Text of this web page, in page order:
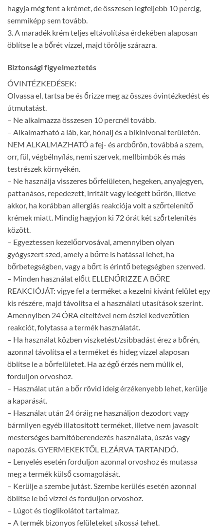
hagyja még fent a krémet, de összesen legfeljebb 10 percig,
semmiképp sem tovább.
3. A maradék krém teljes eltávolítása érdekében alaposan
öblítse le a bőrét vízzel, majd törölje szárazra.
Biztonsági figyelmeztetés
ÓVINTÉZKEDÉSEK:
Olvassa el, tartsa be és őrizze meg az összes óvintézkedést és
útmutatást.
– Ne alkalmazza összesen 10 percnél tovább.
– Alkalmazható a láb, kar, hónalj és a bikinivonal területén.
NEM ALKALMAZHATÓ a fej- és arcbőrön, továbbá a szem,
orr, fül, végbélnyílás, nemi szervek, mellbimbók és más
testrészek környékén.
– Ne használja visszeres bőrfelületen, hegeken, anyajegyen,
pattanásos, repedezett, irritált vagy leégett bőrön, illetve
akkor, ha korábban allergiás reakciója volt a szőrtelenítő
krémek miatt. Mindig hagyjon ki 72 órát két szőrtelenítés
között.
– Egyeztessen kezelőorvosával, amennyiben olyan
gyógyszert szed, amely a bőrre is hatással lehet, ha
bőrbetegségben, vagy a bőrt is érintő betegségben szenved.
– Minden használat előtt ELLENŐRIZZE A BŐRE
REAKCIÓJÁT: vigye fel a terméket a kezelni kívánt felület egy
kis részére, majd távolítsa el a használati utasítások szerint.
Amennyiben 24 ÓRA elteltével nem észlel kedvezőtlen
reakciót, folytassa a termék használatát.
– Ha használat közben viszketést/zsibbadást érez a bőrén,
azonnal távolítsa el a terméket és hideg vízzel alaposan
öblítse le a bőrfelületet. Ha az égő érzés nem múlik el,
forduljon orvoshoz.
– Használat után a bőr rövid ideig érzékenyebb lehet, kerülje
a kaparását.
– Használat után 24 óráig ne használjon dezodort vagy
bármilyen egyéb illatosított terméket, illetve nem javasolt
mesterséges barnítóberendezés használata, úszás vagy
napozás. GYERMEKEKTŐL ELZÁRVA TARTANDÓ.
– Lenyelés esetén forduljon azonnal orvoshoz és mutassa
meg a termék külső csomagolását.
– Kerülje a szembe jutást. Szembe kerülés esetén azonnal
öblítse le bő vízzel és forduljon orvoshoz.
– Lúgot és tioglikolátot tartalmaz.
– A termék bizonyos felületeket síkossá tehet.